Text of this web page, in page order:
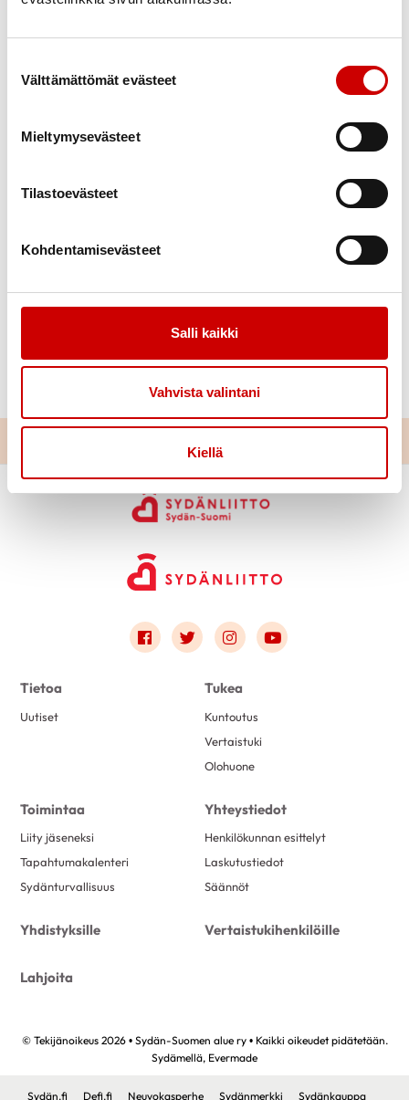
Välttämättömät evästeet
Mieltymysevästeet
Tilastoevästeet
Kohdentamisevästeet
Salli kaikki
Vahvista valintani
Kiellä
tiedon saamisen arjesta sairauden kanssa. Vuosia
kestänyt sydänkuntosalitoimintanne hoivaa sekä
kroppaa että mieltä. Järjestämänne tapahtumat ja
retket tuovat virkistystä arkeen.
Kiitos Suupohjan Sydänyhdistys tekemästänne
mahdollisimman harva sairastuisi ja yhä harvempi
kuolisi ennenaikaisesti sydän- ja verisuonisairauksiin
jäisi yksin.
Sydän-Suomen alue ry
Link to facebook
Link to twitter
Link to instagram
Link to youtube
Tietoa
Uutiset
Tukea
Kuntoutus
Vertaistuki
Olohuone
Toimintaa
Liity jäseneksi
Tapahtumakalenteri
Sydänturvallisuus
Yhteystiedot
Henkilökunnan esittelyt
Laskutustiedot
Säännöt
Yhdistyksille Vertaistukihenkilöille
Lahjoita
© Tekijänoikeus 2026 • Sydän-Suomen alue ry • Kaikki oikeudet pidätetään.
Sydämellä, Evermade
Sydän.fi Defi.fi Neuvokasperhe Sydänmerkki Sydänkauppa